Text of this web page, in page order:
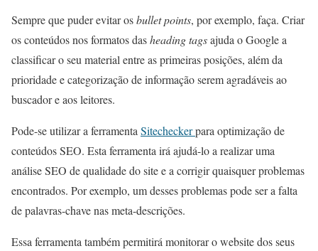
Sempre que puder evitar osbullet points, por exemplo, faça. Criar
os conteúdos nos formatos dasheading tagsajuda o Google a
classificar o seu material entre as primeiras posições, além da
prioridade e categorização de informação serem agradáveis ao
buscador e aos leitores.
Pode-se utilizar a ferramentaSitecheckerpara optimização de
conteúdos SEO. Esta ferramenta irá ajudá-lo a realizar uma
análise SEO de qualidade do site e a corrigir quaisquer problemas
encontrados. Por exemplo, um desses problemas pode ser a falta
de palavras-chave nas meta-descrições.
Essa ferramenta também permitirá monitorar o website dos seus